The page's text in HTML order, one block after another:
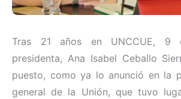
Tras 21 años en UNCCUE, 9
presidenta, Ana Isabel Ceballo
puesto, como ya lo anunció en la
general de la Unión, que tuvo